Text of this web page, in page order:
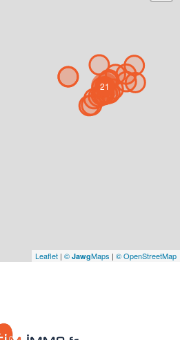
21
Leaflet | © JawgMaps | © OpenStreetMap